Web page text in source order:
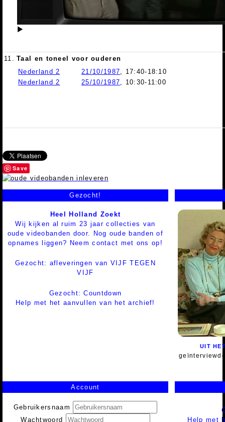
▶
11. Taal en toneel voor ouderen
Nederland 2
21/10/1987, 17:40-18:10
Nederland 2
25/10/1987, 10:30-11:00
Save
Gezocht!
Heel Holland Zoekt
Wij kijken al ruim 23 jaar collecties van
oude videobanden door. Nog oude banden of
opnames liggen? Neem contact met ons op!
Gezocht: afleveringen van VIJF TEGEN
VIJF
Gezocht: Countdown
Help met het aanvullen van het archief!
UIT
Account
Gebruikersnaam
Wachtwoord
Help met